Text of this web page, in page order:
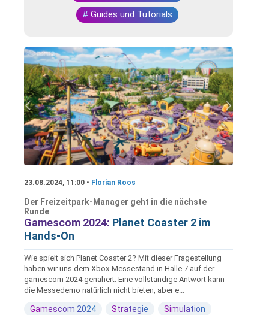
# Guides und Tutorials
23.08.2024, 11:00 • Florian Roos
Der Freizeitpark-Manager geht in die nächste
Runde
Gamescom 2024: Planet Coaster 2 im
Hands-On
Wie spielt sich Planet Coaster 2? Mit dieser Fragestellung
haben wir uns dem Xbox-Messestand in Halle 7 auf der
gamescom 2024 genähert. Eine vollständige Antwort kann
die Messedemo natürlich nicht bieten, aber e...
Gamescom 2024 Strategie
Simulation